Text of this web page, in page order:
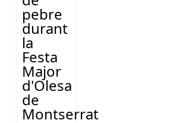
pebre
durant
la
Festa
Major
d'Olesa
de
Montserrat